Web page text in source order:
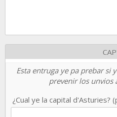
Esta entruga ye pa prebar si
prevenir los unvios
¿Cual ye la capital